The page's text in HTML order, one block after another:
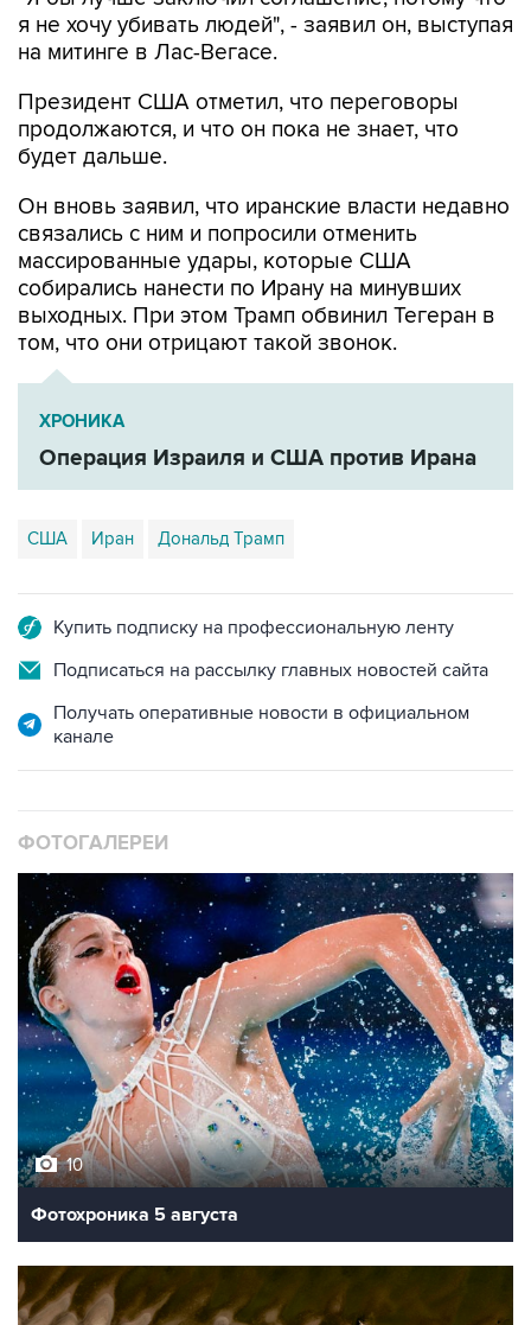
я не хочу убивать людей", - заявил он, выступая
на митинге в Лас-Вегасе.
Президент США отметил, что переговоры
продолжаются, и что он пока не знает, что
будет дальше.
Он вновь заявил, что иранские власти недавно
связались с ним и попросили отменить
массированные удары, которые США
собирались нанести по Ирану на минувших
выходных. При этом Трамп обвинил Тегеран в
том, что они отрицают такой звонок.
ХРОНИКА
Операция Израиля и США против Ирана
США Иран Дональд Трамп
Купить подписку на профессиональную ленту
Подписаться на рассылку главных новостей сайта
Получать оперативные новости в официальном
канале
ФОТОГАЛЕРЕИ
10
Фотохроника 5 августа